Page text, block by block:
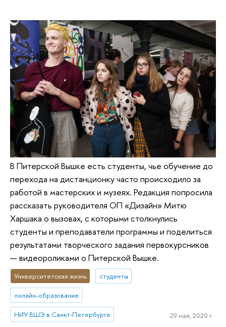
В Питерской Вышке есть студенты, чье обучение до
перехода на дистанционку часто происходило за
работой в мастерских и музеях. Редакция попросила
рассказать руководителя ОП «Дизайн» Митю
Харшака о вызовах, с которыми столкнулись
студенты и преподаватели программы и поделиться
результатами творческого задания первокурсников
— видеороликами о Питерской Вышке.
Университетская жизнь студенты
онлайн-образование
НИУ ВШЭ в Санкт-Петербурге 29 мая, 2020 г.